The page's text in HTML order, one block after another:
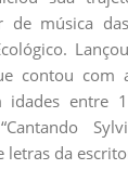
de música
contou com
idades entre
letras da